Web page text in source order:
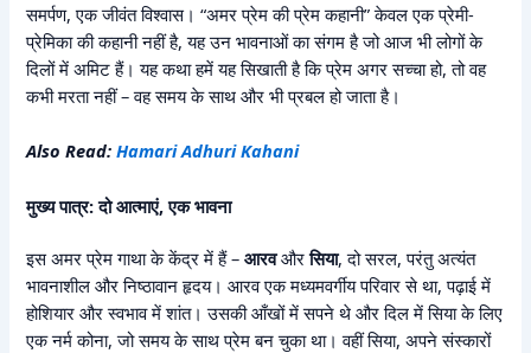
समर्पण, एक जीवंत विश्वास। “अमर प्रेम की प्रेम कहानी” केवल एक प्रेमी-
प्रेमिका की कहानी नहीं है, यह उन भावनाओं का संगम है जो आज भी लोगों के
दिलों में अमिट हैं। यह कथा हमें यह सिखाती है कि प्रेम अगर सच्चा हो, तो वह
कभी मरता नहीं – वह समय के साथ और भी प्रबल हो जाता है।
Also Read:Hamari Adhuri Kahani
मुख्य पात्र: दो आत्माएं, एक भावना
इस अमर प्रेम गाथा के केंद्र में हैं –आरवऔरसिया, दो सरल, परंतु अत्यंत
भावनाशील और निष्ठावान हृदय। आरव एक मध्यमवर्गीय परिवार से था, पढ़ाई में
होशियार और स्वभाव में शांत। उसकी आँखों में सपने थे और दिल में सिया के लिए
एक नर्म कोना, जो समय के साथ प्रेम बन चुका था। वहीं सिया, अपने संस्कारों